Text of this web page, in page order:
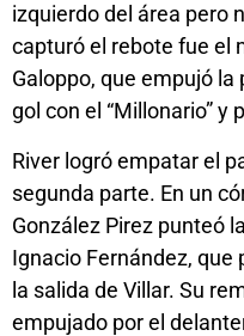
izquierdo del área pero
capturó el rebote fue el
Galoppo, que empujó
gol con el “Millonario” y
River logró empatar el
segunda parte. En un
González Pirez punteó
Ignacio Fernández, que
la salida de Villar. Su
empujado por el